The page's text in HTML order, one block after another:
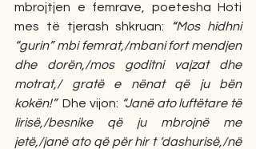
mbrojtjen e femrave, poetesha Hoti
mes të tjerash shkruan:
“Mos hidhni
“gurin” mbi femrat,/mbani fort mendjen
dhe dorën,/mos goditni vajzat dhe
motrat,/ gratë e nënat që ju bën
kokën!” Dhe vijon: “Janë ato luftëtare të
lirisë,/besnike që ju mbrojnë me
jetë,/janë ato që për hir t ‘dashurisë,/në